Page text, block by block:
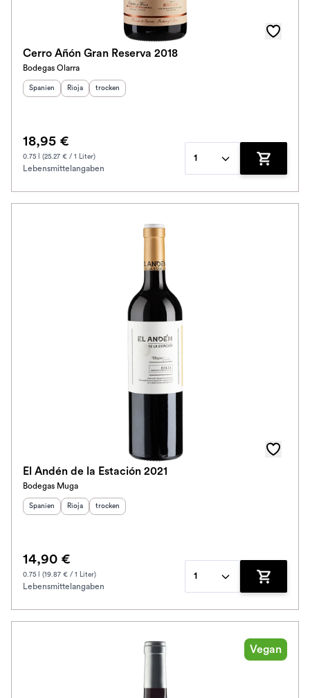
Cerro Añón Gran Reserva 2018
Bodegas Olarra
Herkunftsland:
Spanien Herkunftsregion:
Rioja Geschmack
trocken
18,95 €
0.75 l (25.27 € / 1 Liter)
Lebensmittelangaben
1
Zum
El Andén de la Estación 2021
Bodegas Muga
Herkunftsland:
Spanien Herkunftsregion:
Rioja Geschmack
trocken
14,90 €
0.75 l (19.87 € / 1 Liter)
Lebensmittelangaben
1
Zum
Vegan